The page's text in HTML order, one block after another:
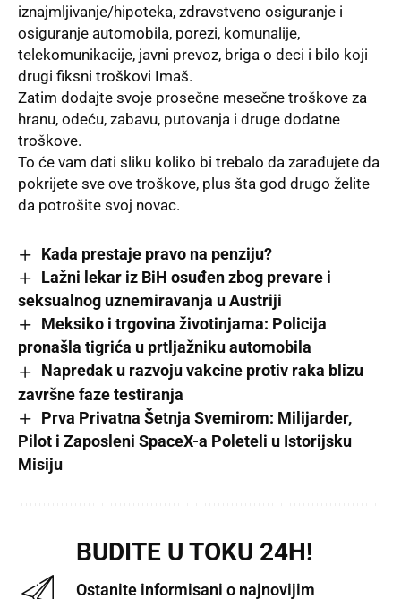
iznajmljivanje/hipoteka, zdravstveno osiguranje i
osiguranje automobila, porezi, komunalije,
telekomunikacije, javni prevoz, briga o deci i bilo koji
drugi fiksni troškovi Imaš.
Zatim dodajte svoje prosečne mesečne troškove za
hranu, odeću, zabavu, putovanja i druge dodatne
troškove.
To će vam dati sliku koliko bi trebalo da zarađujete da
pokrijete sve ove troškove, plus šta god drugo želite
da potrošite svoj novac.
Kada prestaje pravo na penziju?
Lažni lekar iz BiH osuđen zbog prevare i
seksualnog uznemiravanja u Austriji
Meksiko i trgovina životinjama: Policija
pronašla tigrića u prtljažniku automobila
Napredak u razvoju vakcine protiv raka blizu
završne faze testiranja
Prva Privatna Šetnja Svemirom: Milijarder,
Pilot i Zaposleni SpaceX-a Poleteli u Istorijsku
Misiju
BUDITE U TOKU 24H!
Ostanite informisani o najnovijim